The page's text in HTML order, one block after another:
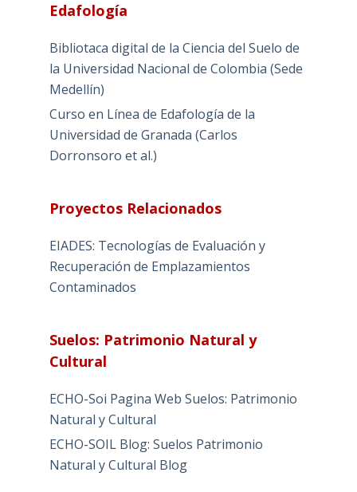
Edafología
Bibliotaca digital de la Ciencia del Suelo de
la Universidad Nacional de Colombia (Sede
Medellín)
Curso en Línea de Edafología de la
Universidad de Granada (Carlos
Dorronsoro et al.)
Proyectos Relacionados
EIADES: Tecnologías de Evaluación y
Recuperación de Emplazamientos
Contaminados
Suelos: Patrimonio Natural y
Cultural
ECHO-Soi Pagina Web Suelos: Patrimonio
Natural y Cultural
ECHO-SOIL Blog: Suelos Patrimonio
Natural y Cultural Blog